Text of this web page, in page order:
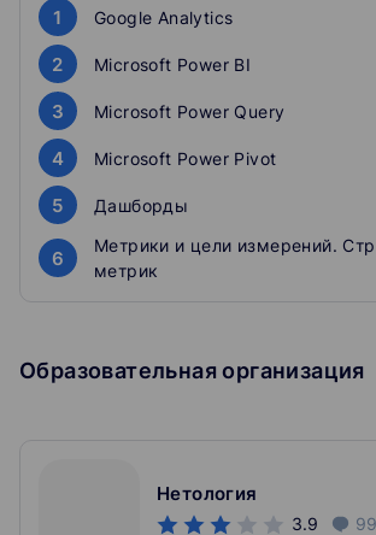
1 Google Analytics
2 Microsoft Power BI
3 Microsoft Power Query
4 Microsoft Power Pivot
5 Дашборды
6
Метрики и цели измерений.
метрик
Образовательная организация
Нетология
3.9